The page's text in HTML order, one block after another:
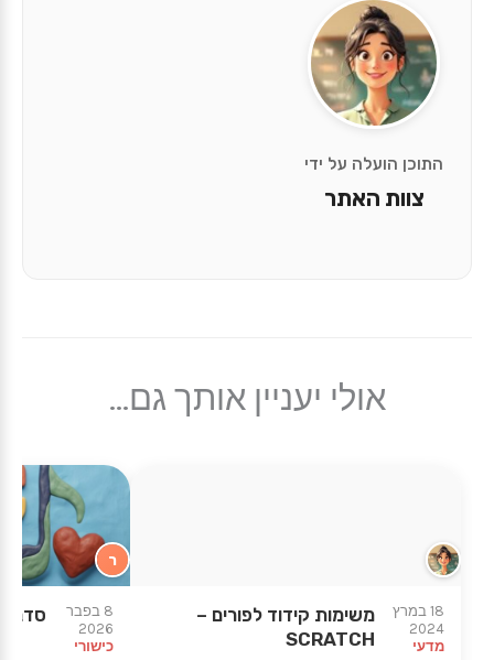
התוכן הועלה על ידי
צוות האתר
אולי יעניין אותך גם...
18 במרץ
2024
מדעי
משימות קידוד לפורים –
SCRATCH
ר
8 בפבר
2026
כישורי
סדנא